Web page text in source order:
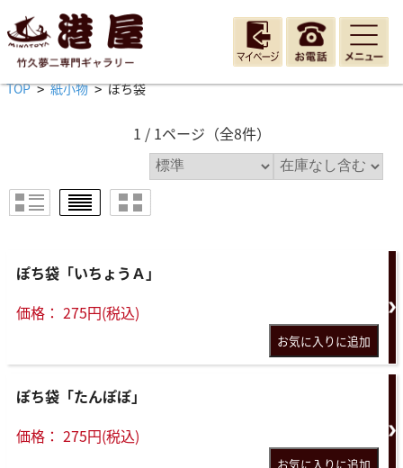
TOP > 紙小物 > ぽち袋
1 / 1ページ （全8件）
ぽち袋「いちょうＡ」
価格： 275円(税込)
ぽち袋「たんぽぽ」
価格： 275円(税込)